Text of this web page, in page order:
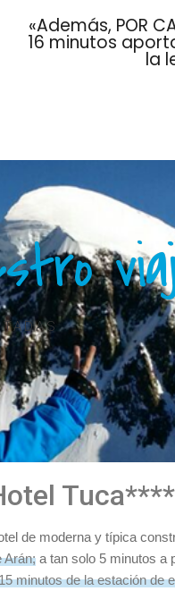
«Además, POR
16 minutos
la
Tuca****
de moderna y típica
Arán; a tan solo 5 minutos a
minutos de la estación de